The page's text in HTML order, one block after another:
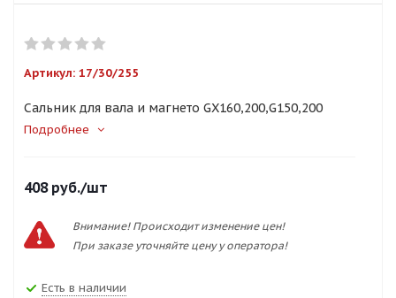
Артикул: 17/30/255
Сальник для вала и магнето GX160,200,G150,200
Подробнее
408руб./шт
Внимание! Происходит изменение цен!
При заказе уточняйте цену у оператора!
Есть в наличии